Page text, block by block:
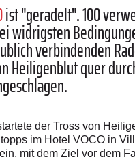
ist"geradelt". 100
widrigsten
verbindenden
Heiligenblut quer
der Tross von
im Hotel VOCO in
mit dem Ziel vor dem